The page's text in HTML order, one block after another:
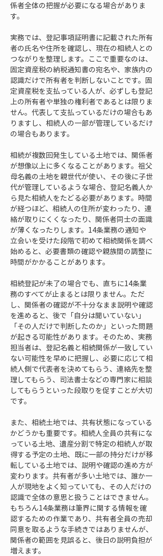
係者全体の把握が必要になる場合がありま
す。
実務では、登記事項証明書に記載された所有
者の氏名や住所を確認し、現在の相続人との
つながりを整理します。ここで重要なのは、
固定資産税の納税通知書の宛名や、家族内の
認識だけで所有者を判断しないことです。固
定資産税を支払っている人が、必ずしも登記
上の所有者や単独の権利者であるとは限りま
せん。代表して支払っているだけの場合もあ
りますし、相続人の一部が管理しているだけ
の場合もあります。
相続が複数回発生している土地では、関係者
が想像以上に多くなることがあります。祖父
母名義の土地を親世代が使い、その後に子世
代が管理しているような場合、登記名義人か
ら見た相続人をたどる必要があります。時間
が経つほど、相続人の住所が変わったり、連
絡が取りにくくなったり、関係者同士の面識
が薄くなったりします。14条業務の通知や
立会いを受けた段階で初めて相続関係を調べ
始めると、必要書類の確認や親族間の調整に
時間がかかることがあります。
相続登記が未了の場合でも、直ちに14条業
務のすべてが止まるとは限りません。ただ
し、関係者の確認が不十分なまま説明や確認
を進めると、後で「自分は聞いていない」
「その人だけで判断したのか」といった問題
が起きる可能性があります。そのため、実務
担当者は、登記名義と相続関係が一致してい
ない可能性を早めに把握し、必要に応じて相
続人側で代表者を決めてもらう、連絡先を整
理してもらう、司法書士などの専門家に相談
してもらうといった段取りを促すことが大切
です。
また、相続土地では、共有状態になっている
かどうかも重要です。相続人全員の共有にな
っている土地、遺産分割で特定の相続人が取
得する予定の土地、既に一部の持分だけが移
転している土地では、説明や確認の進め方が
変わります。共有者が多い土地では、誰か一
人が現地をよく知っていても、その人だけの
認識で全体の意思と扱うことはできません。
もちろん14条業務は筆界に関する情報を確
認するための作業であり、共有者全員の売却
同意を取るような手続きではありませんが、
関係者の範囲を見誤ると、後日の説明負担が
増えます。